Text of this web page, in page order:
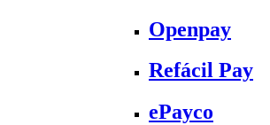
Openpay
Refácil Pay
ePayco